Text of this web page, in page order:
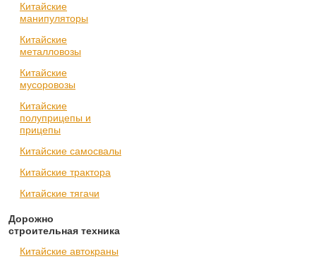
Китайские
манипуляторы
Китайские
металловозы
Китайские
мусоровозы
Китайские
полуприцепы и
прицепы
Китайские самосвалы
Китайские трактора
Китайские тягачи
Дорожно
строительная техника
Китайские автокраны